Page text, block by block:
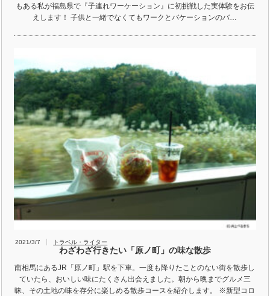
もある私が福島県で『子連れワーケーション』に初挑戦した実体験をお伝
えします！ 子供と一緒でなくてもワークとバケーションのバ…
2021/3/7 トラベル・ライター
わざわざ行きたい「原ノ町」の味な散歩
南相馬にあるJR「原ノ町」駅を下車。一度も降りたことのない街を散歩し
ていたら、おいしい味にたくさん出会えました。朝から晩までグルメ三
昧、その土地の味を存分に楽しめる散歩コースを紹介します。 ※新型コロ